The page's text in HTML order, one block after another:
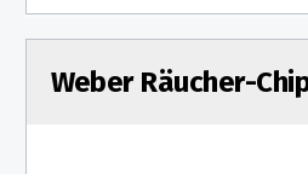
Weber Räucher-